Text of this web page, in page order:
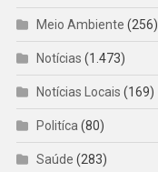
Meio Ambiente (256)
Notícias (1.473)
Notícias Locais (169)
Politíca(80)
Saúde (283)